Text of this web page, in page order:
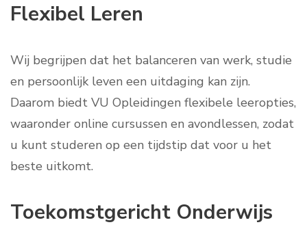
Flexibel Leren
Wij begrijpen dat het balanceren van werk, studie
en persoonlijk leven een uitdaging kan zijn.
Daarom biedt VU Opleidingen flexibele leeropties,
waaronder online cursussen en avondlessen, zodat
u kunt studeren op een tijdstip dat voor u het
beste uitkomt.
Toekomstgericht Onderwijs